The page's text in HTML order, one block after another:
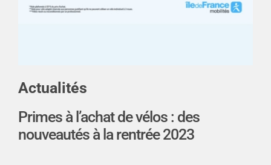
Actualités
Primes à l’achat de vélos : des
nouveautés à la rentrée 2023